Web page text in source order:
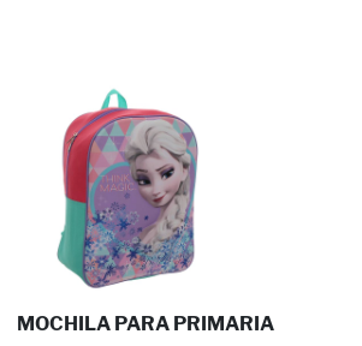
MOCHILA PARA PRIMARIA